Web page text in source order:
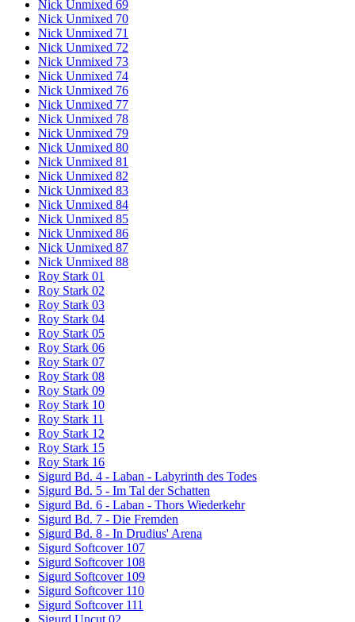
Nick Unmixed 69
Nick Unmixed 70
Nick Unmixed 71
Nick Unmixed 72
Nick Unmixed 73
Nick Unmixed 74
Nick Unmixed 76
Nick Unmixed 77
Nick Unmixed 78
Nick Unmixed 79
Nick Unmixed 80
Nick Unmixed 81
Nick Unmixed 82
Nick Unmixed 83
Nick Unmixed 84
Nick Unmixed 85
Nick Unmixed 86
Nick Unmixed 87
Nick Unmixed 88
Roy Stark 01
Roy Stark 02
Roy Stark 03
Roy Stark 04
Roy Stark 05
Roy Stark 06
Roy Stark 07
Roy Stark 08
Roy Stark 09
Roy Stark 10
Roy Stark 11
Roy Stark 12
Roy Stark 15
Roy Stark 16
Sigurd Bd. 4 - Laban - Labyrinth des Todes
Sigurd Bd. 5 - Im Tal der Schatten
Sigurd Bd. 6 - Laban - Thors Wiederkehr
Sigurd Bd. 7 - Die Fremden
Sigurd Bd. 8 - In Drudius' Arena
Sigurd Softcover 107
Sigurd Softcover 108
Sigurd Softcover 109
Sigurd Softcover 110
Sigurd Softcover 111
Sigurd Uncut 02